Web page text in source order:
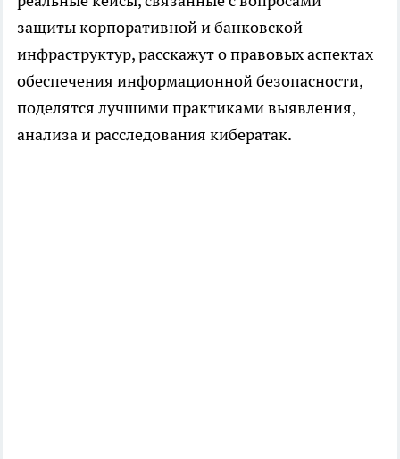
защиты корпоративной и банковской
инфраструктур, расскажут о правовых аспектах
обеспечения информационной безопасности,
поделятся лучшими практиками выявления,
анализа и расследования кибератак.